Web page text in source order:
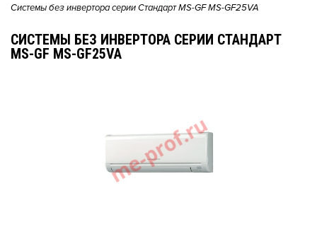
Системы без инвертора серии Стандарт MS-GF MS-GF25VA
СИСТЕМЫ БЕЗ ИНВЕРТОРА СЕРИИ СТАНДАРТ
MS-GF MS-GF25VA